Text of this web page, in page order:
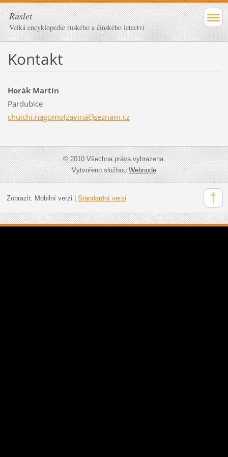
Ruslet
Velká encyklopedie ruského a čínského letectví
Kontakt
Horák Martin
Pardubice
chuichi.nagumo(zavináč)seznam.cz
© 2010 Všechna práva vyhrazena.
Vytvořeno službouWebnode
Zobrazit: Mobilní verzi Standardní verzi